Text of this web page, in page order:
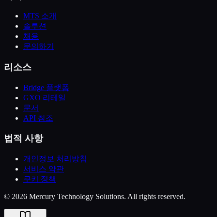
MTS 소개
솔루션
채용
문의하기
리소스
Bridge 플랫폼
GXO 리테일
문서
API 참조
법적 사항
개인정보 처리방침
서비스 약관
쿠키 정책
© 2026 Mercury Technology Solutions. All rights reserved.